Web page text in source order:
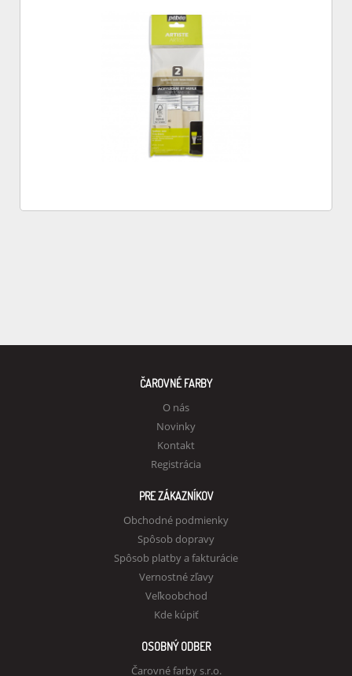
ČAROVNÉ FARBY
O nás
Novinky
Kontakt
Registrácia
PRE ZÁKAZNÍKOV
Obchodné podmienky
Spôsob dopravy
Spôsob platby a fakturácie
Vernostné zľavy
Veľkoobchod
Kde kúpiť
OSOBNÝ ODBER
Čarovné farby s.r.o.